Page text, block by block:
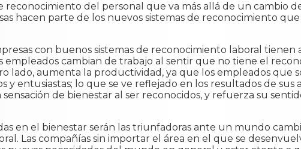
reconocimiento del personal que va más allá de un cambio
hacen parte de los nuevos sistemas de reconocimiento
con buenos sistemas de reconocimiento laboral tienen
empleados cambian de trabajo al sentir que no tiene el
lado, aumenta la productividad, ya que los empleados que
y entusiastas; lo que se ve reflejado en los resultados de sus
de bienestar al ser reconocidos, y refuerza su
en el bienestar serán las triunfadoras ante un mundo
Las compañías sin importar el área en el que se